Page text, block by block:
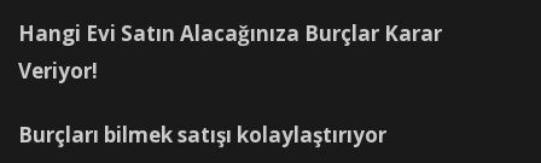
Hangi Evi Satın Alacağınıza Burçlar Karar
Veriyor!
Burçları bilmek satışı kolaylaştırıyor